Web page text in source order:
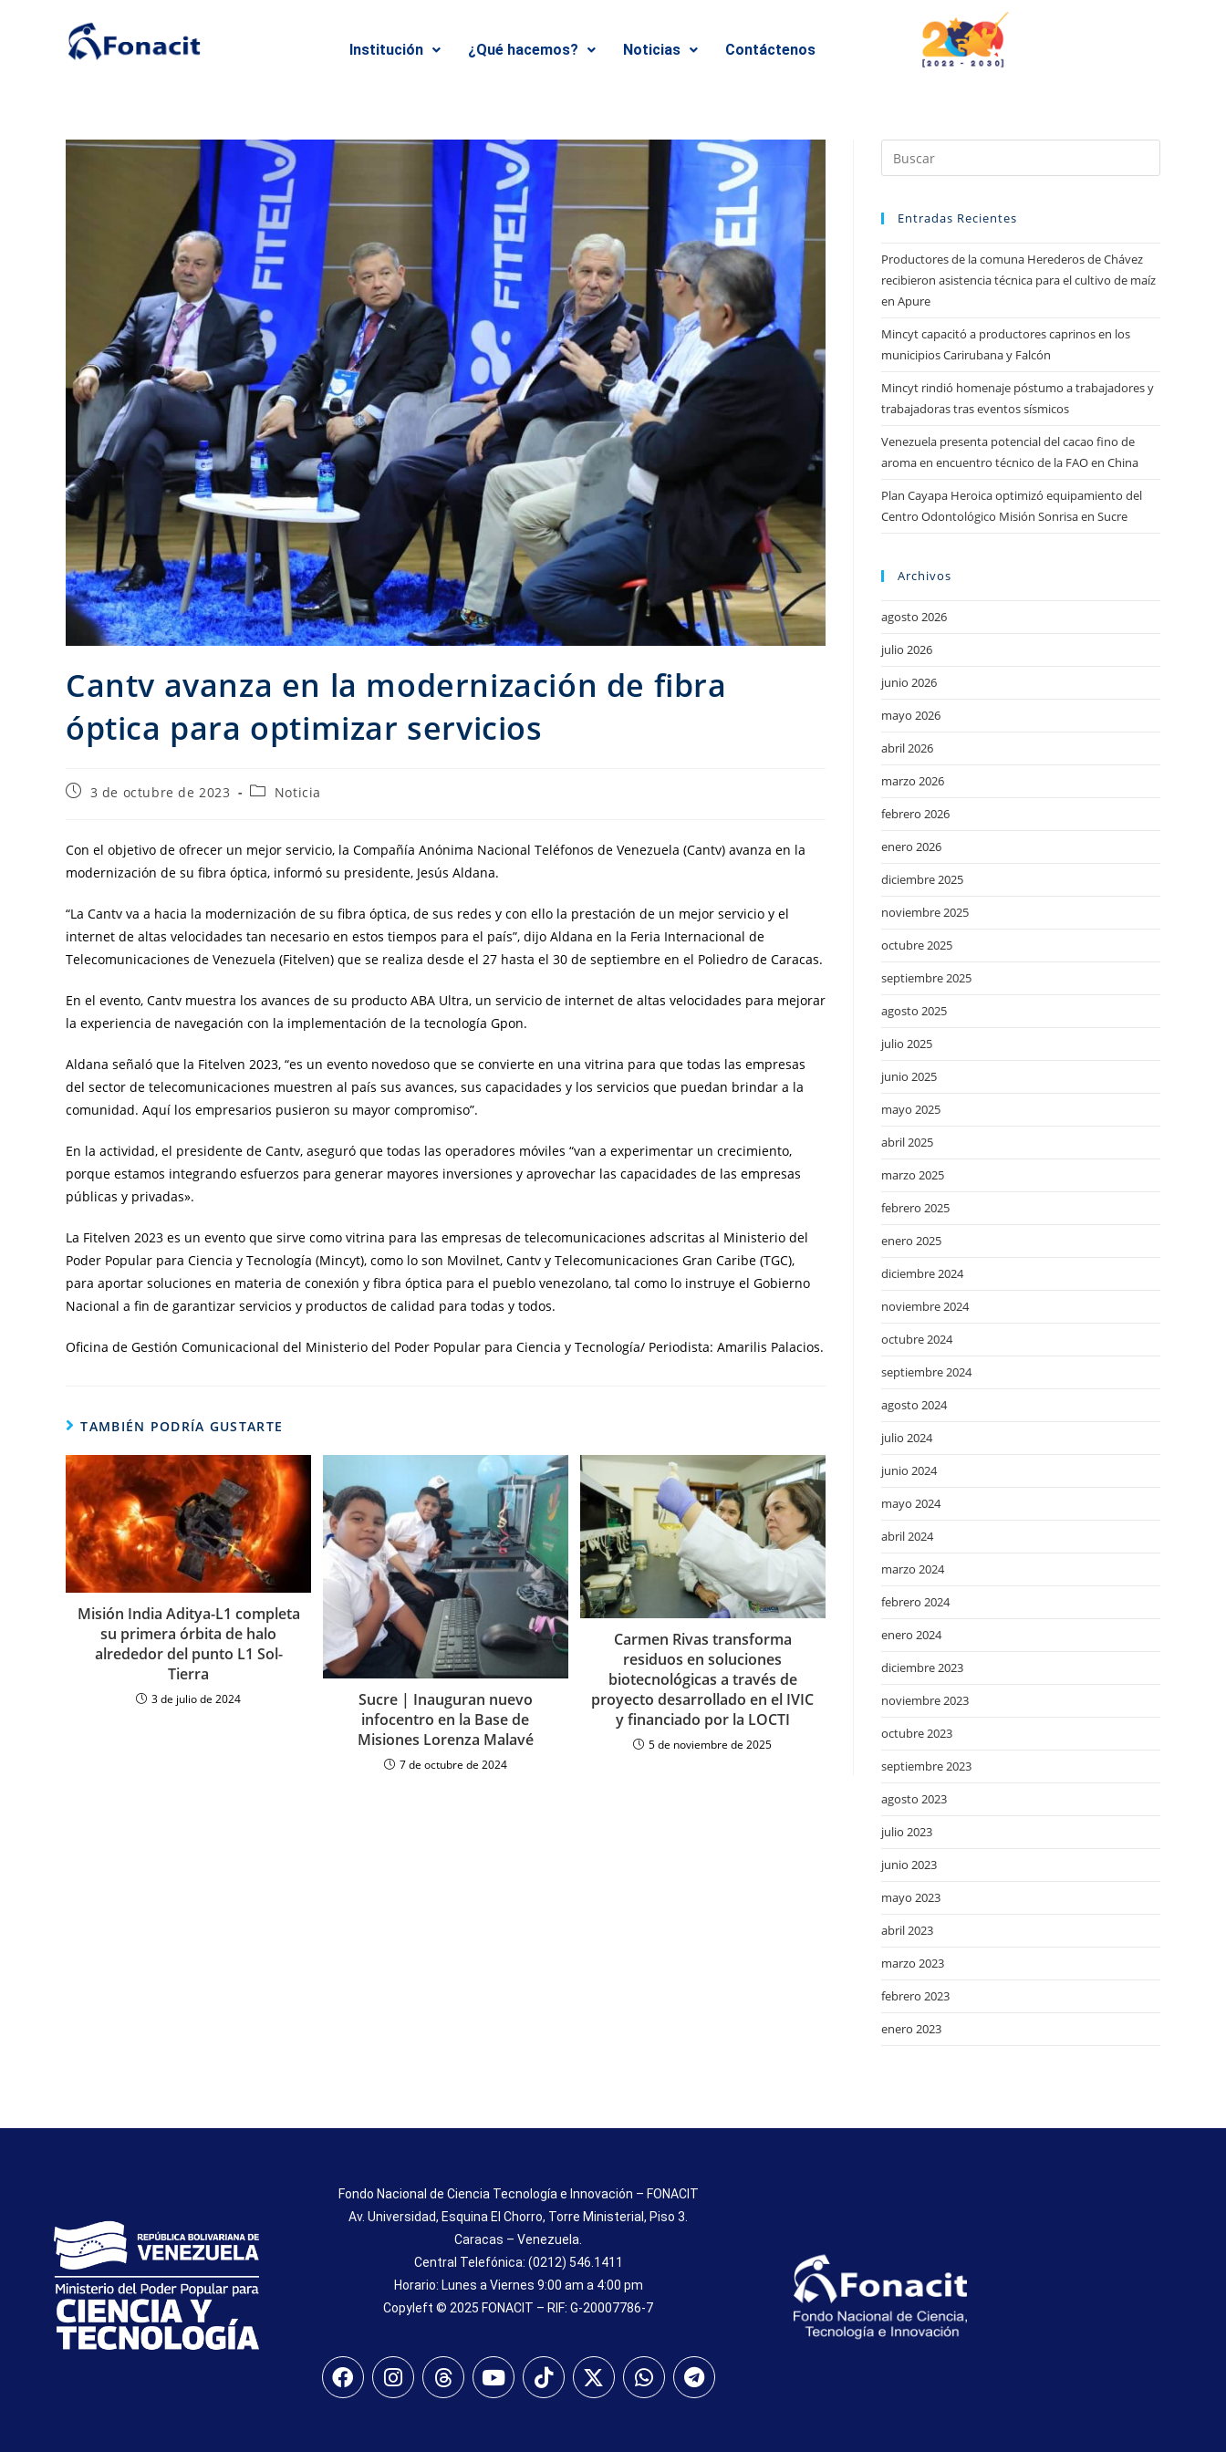
Institución ¿Qué hacemos? Noticias Contáctenos
Cantv avanza en la modernización de fibra
óptica para optimizar servicios
3 de octubre de 2023 Noticia
Con el objetivo de ofrecer un mejor servicio, la Compañía Anónima Nacional Teléfonos de Venezuela (Cantv) avanza en la
modernización de su fibra óptica, informó su presidente, Jesús Aldana.
“La Cantv va a hacia la modernización de su fibra óptica, de sus redes y con ello la prestación de un mejor servicio y el
internet de altas velocidades tan necesario en estos tiempos para el país”, dijo Aldana en la Feria Internacional de
Telecomunicaciones de Venezuela (Fitelven) que se realiza desde el 27 hasta el 30 de septiembre en el Poliedro de Caracas.
En el evento, Cantv muestra los avances de su producto ABA Ultra, un servicio de internet de altas velocidades para mejorar
la experiencia de navegación con la implementación de la tecnología Gpon.
Aldana señaló que la Fitelven 2023, “es un evento novedoso que se convierte en una vitrina para que todas las empresas
del sector de telecomunicaciones muestren al país sus avances, sus capacidades y los servicios que puedan brindar a la
comunidad. Aquí los empresarios pusieron su mayor compromiso”.
En la actividad, el presidente de Cantv, aseguró que todas las operadores móviles “van a experimentar un crecimiento,
porque estamos integrando esfuerzos para generar mayores inversiones y aprovechar las capacidades de las empresas
públicas y privadas».
La Fitelven 2023 es un evento que sirve como vitrina para las empresas de telecomunicaciones adscritas al Ministerio del
Poder Popular para Ciencia y Tecnología (Mincyt), como lo son Movilnet, Cantv y Telecomunicaciones Gran Caribe (TGC),
para aportar soluciones en materia de conexión y fibra óptica para el pueblo venezolano, tal como lo instruye el Gobierno
Nacional a fin de garantizar servicios y productos de calidad para todas y todos.
Oficina de Gestión Comunicacional del Ministerio del Poder Popular para Ciencia y Tecnología/ Periodista: Amarilis Palacios.
TAMBIÉN PODRÍA GUSTARTE
Misión India Aditya-L1 completa
su primera órbita de halo
alrededor del punto L1 Sol-
Tierra
3 de julio de 2024
Sucre | Inauguran nuevo
infocentro en la Base de
Misiones Lorenza Malavé
7 de octubre de 2024
Carmen Rivas transforma
residuos en soluciones
biotecnológicas a través de
proyecto desarrollado en el IVIC
y financiado por la LOCTI
5 de noviembre de 2025
Entradas Recientes
Productores de la comuna Herederos de Chávez
recibieron asistencia técnica para el cultivo de maíz
en Apure
Mincyt capacitó a productores caprinos en los
municipios Carirubana y Falcón
Mincyt rindió homenaje póstumo a trabajadores y
trabajadoras tras eventos sísmicos
Venezuela presenta potencial del cacao fino de
aroma en encuentro técnico de la FAO en China
Plan Cayapa Heroica optimizó equipamiento del
Centro Odontológico Misión Sonrisa en Sucre
Archivos
agosto 2026
julio 2026
junio 2026
mayo 2026
abril 2026
marzo 2026
febrero 2026
enero 2026
diciembre 2025
noviembre 2025
octubre 2025
septiembre 2025
agosto 2025
julio 2025
junio 2025
mayo 2025
abril 2025
marzo 2025
febrero 2025
enero 2025
diciembre 2024
noviembre 2024
octubre 2024
septiembre 2024
agosto 2024
julio 2024
junio 2024
mayo 2024
abril 2024
marzo 2024
febrero 2024
enero 2024
diciembre 2023
noviembre 2023
octubre 2023
septiembre 2023
agosto 2023
julio 2023
junio 2023
mayo 2023
abril 2023
marzo 2023
febrero 2023
enero 2023
Fondo Nacional de Ciencia Tecnología e Innovación – FONACIT
Av. Universidad, Esquina El Chorro, Torre Ministerial, Piso 3.
Caracas – Venezuela.
Central Telefónica: (0212) 546.1411
Horario: Lunes a Viernes 9:00 am a 4:00 pm
Copyleft © 2025 FONACIT – RIF: G-20007786-7